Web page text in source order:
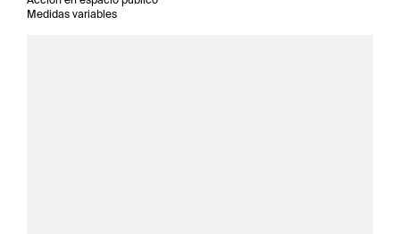
Medidas variables